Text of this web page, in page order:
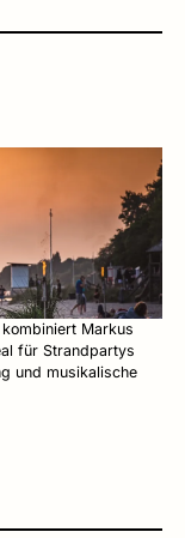
Markus
für Strandpartys
und musikalische